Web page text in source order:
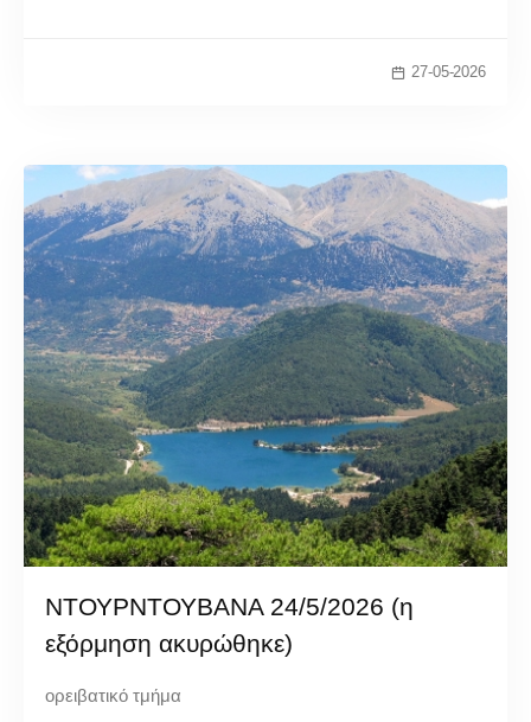
27-05-2026
ΝΤΟΥΡΝΤΟΥΒΑΝΑ 24/5/2026 (η
εξόρμηση ακυρώθηκε)
ορειβατικό τμήμα